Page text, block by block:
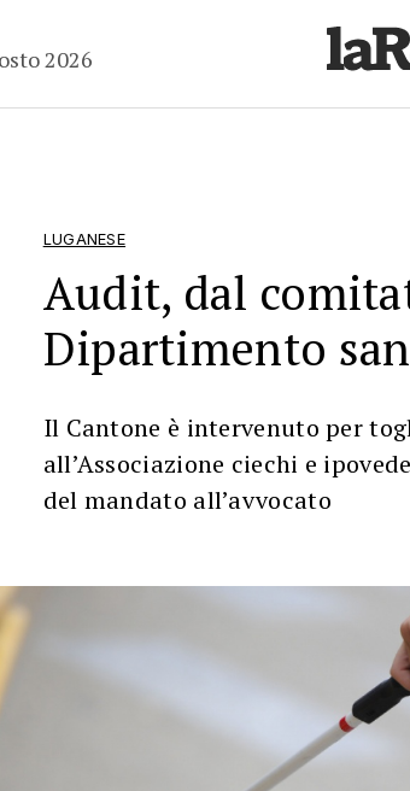
2026
LUGANESE
Audit, dal
Dipartimento
Il Cantone è intervenuto per
all’Associazione ciechi e
del mandato all’avvocato